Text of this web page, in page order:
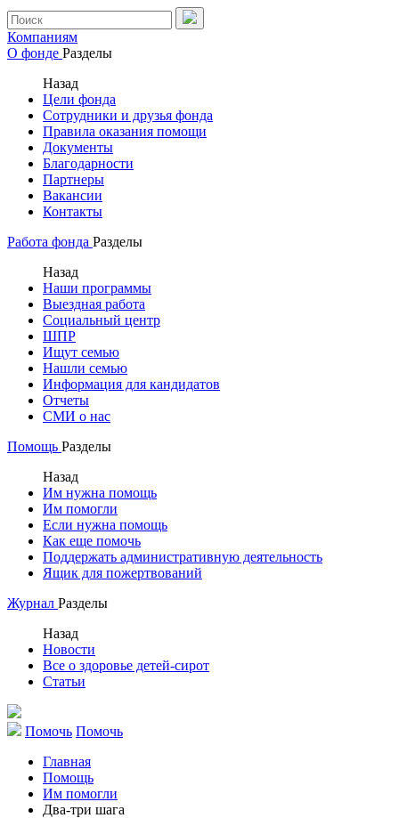
Компаниям
О фонде Разделы
Назад
Цели фонда
Сотрудники и друзья фонда
Правила оказания помощи
Документы
Благодарности
Партнеры
Вакансии
Контакты
Работа фонда Разделы
Назад
Наши программы
Выездная работа
Социальный центр
ШПР
Ищут семью
Нашли семью
Информация для кандидатов
Отчеты
СМИ о нас
Помощь Разделы
Назад
Им нужна помощь
Им помогли
Если нужна помощь
Как еще помочь
Поддержать административную деятельность
Ящик для пожертвований
Журнал Разделы
Назад
Новости
Все о здоровье детей-сирот
Статьи
Помочь Помочь
Главная
Помощь
Им помогли
Два-три шага